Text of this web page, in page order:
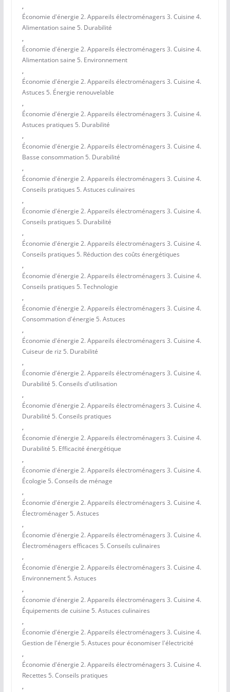
,
Économie d'énergie 2. Appareils électroménagers 3. Cuisine 4.
Alimentation saine 5. Durabilité
,
Économie d'énergie 2. Appareils électroménagers 3. Cuisine 4.
Alimentation saine 5. Environnement
,
Économie d'énergie 2. Appareils électroménagers 3. Cuisine 4.
Astuces 5. Énergie renouvelable
,
Économie d'énergie 2. Appareils électroménagers 3. Cuisine 4.
Astuces pratiques 5. Durabilité
,
Économie d'énergie 2. Appareils électroménagers 3. Cuisine 4.
Basse consommation 5. Durabilité
,
Économie d'énergie 2. Appareils électroménagers 3. Cuisine 4.
Conseils pratiques 5. Astuces culinaires
,
Économie d'énergie 2. Appareils électroménagers 3. Cuisine 4.
Conseils pratiques 5. Durabilité
,
Économie d'énergie 2. Appareils électroménagers 3. Cuisine 4.
Conseils pratiques 5. Réduction des coûts énergétiques
,
Économie d'énergie 2. Appareils électroménagers 3. Cuisine 4.
Conseils pratiques 5. Technologie
,
Économie d'énergie 2. Appareils électroménagers 3. Cuisine 4.
Consommation d'énergie 5. Astuces
,
Économie d'énergie 2. Appareils électroménagers 3. Cuisine 4.
Cuiseur de riz 5. Durabilité
,
Économie d'énergie 2. Appareils électroménagers 3. Cuisine 4.
Durabilité 5. Conseils d'utilisation
,
Économie d'énergie 2. Appareils électroménagers 3. Cuisine 4.
Durabilité 5. Conseils pratiques
,
Économie d'énergie 2. Appareils électroménagers 3. Cuisine 4.
Durabilité 5. Efficacité énergétique
,
Économie d'énergie 2. Appareils électroménagers 3. Cuisine 4.
Écologie 5. Conseils de ménage
,
Économie d'énergie 2. Appareils électroménagers 3. Cuisine 4.
Électroménager 5. Astuces
,
Économie d'énergie 2. Appareils électroménagers 3. Cuisine 4.
Électroménagers efficaces 5. Conseils culinaires
,
Économie d'énergie 2. Appareils électroménagers 3. Cuisine 4.
Environnement 5. Astuces
,
Économie d'énergie 2. Appareils électroménagers 3. Cuisine 4.
Équipements de cuisine 5. Astuces culinaires
,
Économie d'énergie 2. Appareils électroménagers 3. Cuisine 4.
Gestion de l'énergie 5. Astuces pour économiser l'électricité
,
Économie d'énergie 2. Appareils électroménagers 3. Cuisine 4.
Recettes 5. Conseils pratiques
,